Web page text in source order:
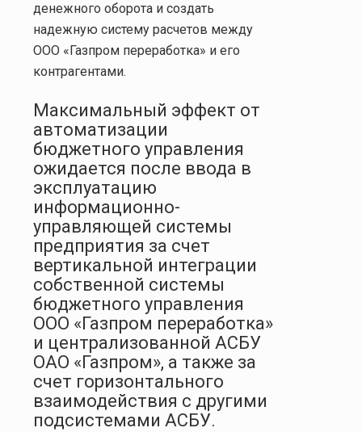
денежного оборота и создать
надежную систему расчетов между
ООО «Газпром переработка» и его
контрагентами.
Максимальный эффект от
автоматизации
бюджетного управления
ожидается после ввода в
эксплуатацию
информационно-
управляющей системы
предприятия за счет
вертикальной интеграции
собственной системы
бюджетного управления
ООО «Газпром переработка»
и централизованной АСБУ
ОАО «Газпром», а также за
счет горизонтального
взаимодействия с другими
подсистемами АСБУ.